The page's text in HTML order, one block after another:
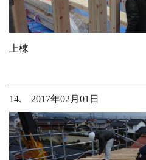
上棟
14. 2017年02月01日